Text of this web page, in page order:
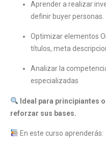
Aprender a realizar
definir buyer personas.
Optimizar elementos
títulos, meta
Analizar la
especializadas
Ideal para principiantes
reforzar sus bases.
En este curso aprenderás: